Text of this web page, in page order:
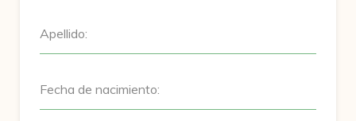
Apellido:
Fecha de nacimiento: